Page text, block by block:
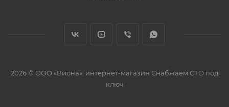
2026 © ООО «Виона»: интернет-магазин Снабжаем СТО под
ключ